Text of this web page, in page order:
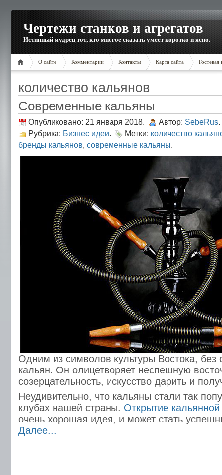
Чертежи станков и агрегатов
Истинный мудрец тот, кто многое сказать умеет коротко и ясно.
О сайте Комментарии Контакты Карта сайта Гостевая
количество кальянов
Современные кальяны
Опубликовано: 21 января 2018. Автор: SebeRus.
Рубрика: Бизнес идеи. Метки: количество
бренды кальянов, современные кальяны.
Одним из символов культуры Востока, без
кальян. Он олицетворяет неспешную
созерцательность, искусство дарить и
Неудивительно, что кальяны стали так
клубах нашей страны. Открытие
очень хорошая идея, и может стать
Далее...